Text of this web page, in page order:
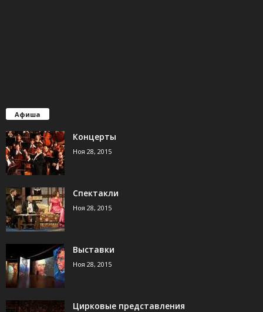
Афиша
Концерты
Ноя 28, 2015
Спектакли
Ноя 28, 2015
Выставки
Ноя 28, 2015
Цирковые представления